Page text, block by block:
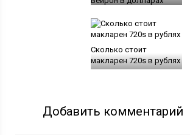
Сколько стоит
макларен 720s в рублях
Добавить комментарий